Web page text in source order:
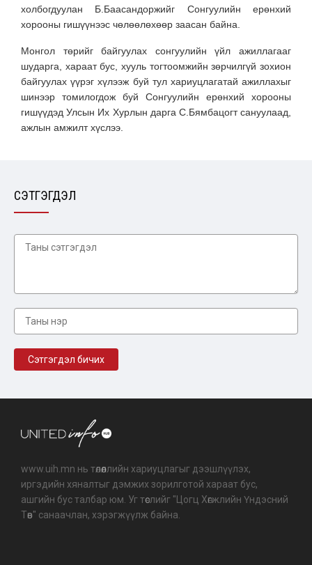
холбогдуулан Б.Баасандоржийг Сонгуулийн ерөнхий
хорооны гишүүнээс чөлөөлөхөөр заасан байна.
Монгол төрийг байгуулах сонгуулийн үйл ажиллагааг
шударга, хараат бус, хууль тогтоомжийн зөрчилгүй зохион
байгуулах үүрэг хүлээж буй тул хариуцлагатай ажиллахыг
шинээр томилогдож буй Сонгуулийн ерөнхий хорооны
гишүүдэд Улсын Их Хурлын дарга С.Бямбацогт сануулаад,
ажлын амжилт хүслээ.
СЭТГЭГДЭЛ
www.uih.mn нь төлөөллийн хариуцлагыг дээшлүүлэх,
иргэдийн хяналтыг дэмжих зорилготой хараат бус,
ашгийн бус талбар юм. Уг төслийг "Цогц Хөгжлийн Үндэсний
Төв" санаачлан, хэрэгжүүлж байна.